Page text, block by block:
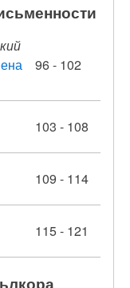
96 - 102
103 - 108
109 - 114
115 - 121